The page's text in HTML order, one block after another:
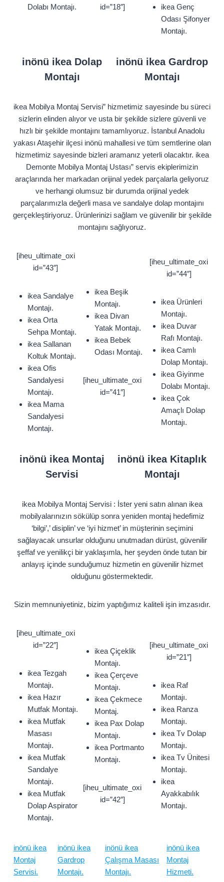
Dolabı Montajı.
id=”18″]
ikea Genç
Odası Şifonyer
Montajı.
inönü ikea Dolap
Montajı
inönü ikea Gardrop
Montajı
ikea Mobilya Montaj Servisi” hizmetimiz sayesinde bu süreci
sizlerin elinden alıyor ve usta bir şekilde sizlere güvenli ve
hızlı bir şekilde montajını tamamlıyoruz. İstanbul Anadolu
yakası Ataşehir ilçesi inönü mahallesi ve tüm semtlerine olan
hizmetimiz sayesinde bizleri aramanız yeterli olacaktır. ikea
Demonte Mobilya Montaj Ustası” servis ekiplerimizin
araçlarında her markadan orijinal yedek parçalarla geliyoruz
ve herhangi olumsuz bir durumda orijinal yedek
parçalarımızla değerli masa ve sandalye dolap montajını
gerçekleştiriyoruz. Ürünlerinizi sağlam ve güvenilir bir şekilde
montajını sağlıyoruz.
[iheu_ultimate_oxi
id=”43″]
ikea Sandalye
Montajı.
ikea Orta
Sehpa Montajı.
ikea Sallanan
Koltuk Montajı.
ikea Ofis
Sandalyesi
Montajı.
ikea Mama
Sandalyesi
Montajı.
ikea Beşik
Montajı.
ikea Divan
Yatak Montajı.
ikea Bebek
Odası Montajı.
[iheu_ultimate_oxi
id=”41″]
[iheu_ultimate_oxi
id=”44″]
ikea Ürünleri
Montajı.
ikea Duvar
Rafı Montajı.
ikea Camlı
Dolap Montajı.
ikea Giyinme
Dolabı Montajı.
ikea Çok
Amaçlı Dolap
Montajı.
inönü ikea Montaj
Servisi
inönü ikea Kitaplık
Montajı
ikea Mobilya Montaj Servisi : İster yeni satın alınan ikea
mobilyalarınızın sökülüp sonra yeniden montaj hedefimiz
‘bilgi’,’ disiplin’ ve ‘iyi hizmet’ in müşterinin seçimini
sağlayacak unsurlar olduğunu unutmadan dürüst, güvenilir
şeffaf ve yenilikçi bir yaklaşımla, her şeyden önde tutan bir
anlayış içinde sunduğumuz hizmetin en güvenilir hizmet
olduğunu göstermektedir.
Sizin memnuniyetiniz, bizim yaptığımız kaliteli işin imzasıdır.
[iheu_ultimate_oxi
id=”22″]
ikea Tezgah
Montajı.
ikea Hazır
Mutfak Montajı.
ikea Mutfak
Masası
Montajı.
ikea Mutfak
Sandalye
Montajı.
ikea Mutfak
Dolap Aspirator
Montajı.
ikea Çiçeklik
Montajı.
ikea Çerçeve
Montajı.
ikea Çekmece
Montaj.
ikea Pax Dolap
Montajı.
ikea Portmanto
Montajı.
[iheu_ultimate_oxi
id=”42″]
[iheu_ultimate_oxi
id=”21″]
ikea Raf
Montajı.
ikea Ranza
Montajı.
ikea Tv Dolap
Montajı.
ikea Tv Ünitesi
Montajı.
ikea
Ayakkabılık
Montajı.
inönü ikea
Montaj
Servisi.
inönü ikea
Gardrop
Montajı.
inönü ikea
Çalışma Masası
Montajı.
inönü ikea
Montaj
Hizmeti.